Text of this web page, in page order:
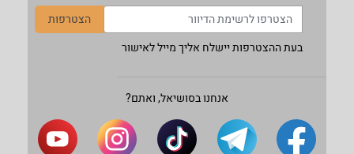
הצטרפות
בעת ההצטרפות יישלח אליך מייל לאישור
אנחנו בסושיאל, ואתם?